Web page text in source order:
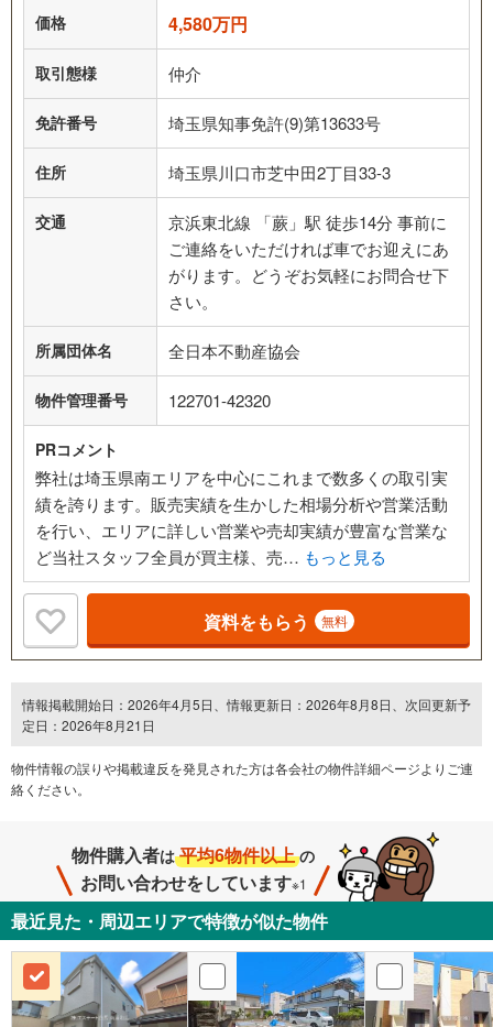
価格 4,580万円
取引態様 仲介
免許番号 埼玉県知事免許(9)第13633号
住所 埼玉県川口市芝中田2丁目33-3
交通
京浜東北線 「蕨」駅 徒歩14分 事前に
ご連絡をいただければ車でお迎えにあ
がります。どうぞお気軽にお問合せ下
さい。
所属団体名 全日本不動産協会
物件管理番号 122701-42320
PRコメント
弊社は埼玉県南エリアを中心にこれまで数多くの取引実
績を誇ります。販売実績を生かした相場分析や営業活動
を行い、エリアに詳しい営業や売却実績が豊富な営業な
ど当社スタッフ全員が買主様、売… もっと見る
資料をもらう 無料
情報掲載開始日：2026年4月5日、情報更新日：2026年8月8日、次回更新予
定日：2026年8月21日
物件情報の誤りや掲載違反を発⾒された方は各会社の物件詳細ページよりご連
絡ください。
物件購入者は 平均6物件以上 の
お問い合わせをしています※1
最近見た・周辺エリアで特徴が似た物件